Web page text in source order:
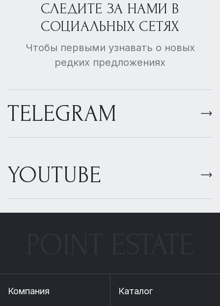
СЛЕДИТЕ ЗА НАМИ В
СОЦИАЛЬНЫХ СЕТЯХ
Чтобы первыми узнавать о новых
редких предложениях
TELEGRAM
YOUTUBE
Компания Каталог